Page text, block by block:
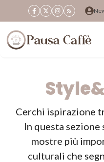
al
contenuto
Cerchi ispirazione
In questa
mostre più
culturali che